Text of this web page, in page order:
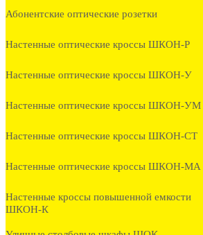
Абонентские оптические розетки
Настенные оптические кроссы ШКОН-Р
Настенные оптические кроссы ШКОН-У
Настенные оптические кроссы ШКОН-УМ
Настенные оптические кроссы ШКОН-СТ
Настенные оптические кроссы ШКОН-МА
Настенные кроссы повышенной емкости
ШКОН-К